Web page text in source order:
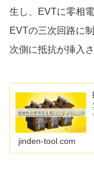
生し、EVTに零相
EVTの三次回路に
次側に抵抗が挿入
jinden-tool.com